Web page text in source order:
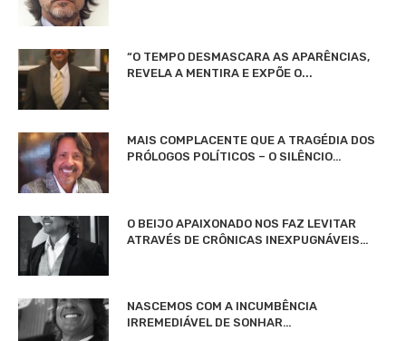
“O TEMPO DESMASCARA AS APARÊNCIAS,
REVELA A MENTIRA E EXPÕE O...
MAIS COMPLACENTE QUE A TRAGÉDIA DOS
PRÓLOGOS POLÍTICOS – O SILÊNCIO…
O BEIJO APAIXONADO NOS FAZ LEVITAR
ATRAVÉS DE CRÔNICAS INEXPUGNÁVEIS…
NASCEMOS COM A INCUMBÊNCIA
IRREMEDIÁVEL DE SONHAR…